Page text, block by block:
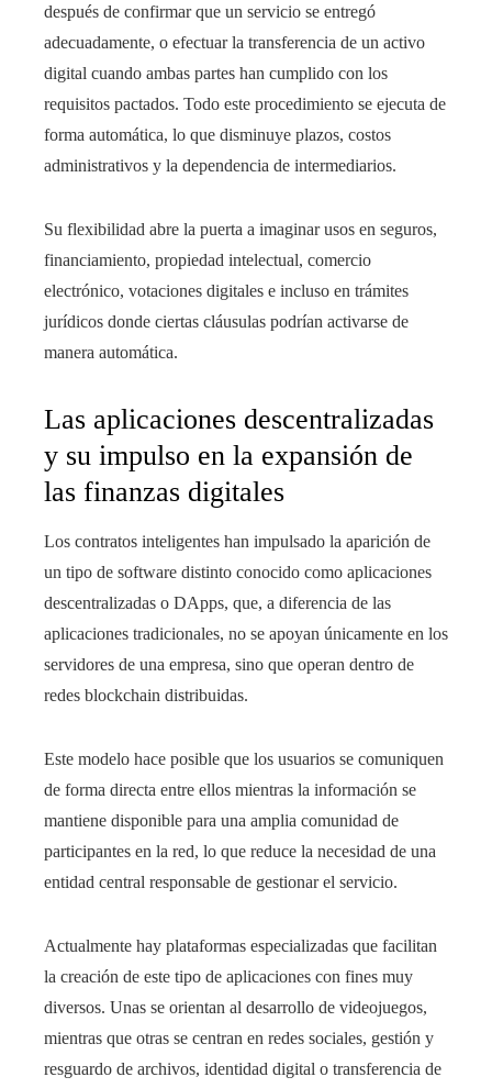
después de confirmar que un servicio se entregó
adecuadamente, o efectuar la transferencia de un activo
digital cuando ambas partes han cumplido con los
requisitos pactados. Todo este procedimiento se ejecuta de
forma automática, lo que disminuye plazos, costos
administrativos y la dependencia de intermediarios.
Su flexibilidad abre la puerta a imaginar usos en seguros,
financiamiento, propiedad intelectual, comercio
electrónico, votaciones digitales e incluso en trámites
jurídicos donde ciertas cláusulas podrían activarse de
manera automática.
Las aplicaciones descentralizadas
y su impulso en la expansión de
las finanzas digitales
Los contratos inteligentes han impulsado la aparición de
un tipo de software distinto conocido como aplicaciones
descentralizadas o DApps, que, a diferencia de las
aplicaciones tradicionales, no se apoyan únicamente en los
servidores de una empresa, sino que operan dentro de
redes blockchain distribuidas.
Este modelo hace posible que los usuarios se comuniquen
de forma directa entre ellos mientras la información se
mantiene disponible para una amplia comunidad de
participantes en la red, lo que reduce la necesidad de una
entidad central responsable de gestionar el servicio.
Actualmente hay plataformas especializadas que facilitan
la creación de este tipo de aplicaciones con fines muy
diversos. Unas se orientan al desarrollo de videojuegos,
mientras que otras se centran en redes sociales, gestión y
resguardo de archivos, identidad digital o transferencia de